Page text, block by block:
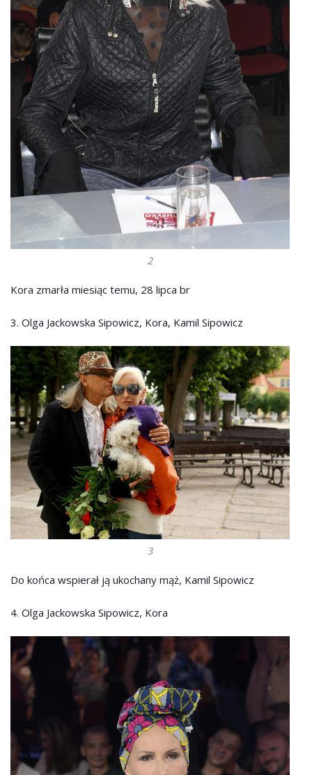
2
Kora zmarła miesiąc temu, 28 lipca br
3. Olga Jackowska Sipowicz, Kora, Kamil Sipowicz
3
Do końca wspierał ją ukochany mąż, Kamil Sipowicz
4. Olga Jackowska Sipowicz, Kora